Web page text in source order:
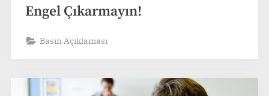
Engel Çıkarmayın!
Basın Açıklaması